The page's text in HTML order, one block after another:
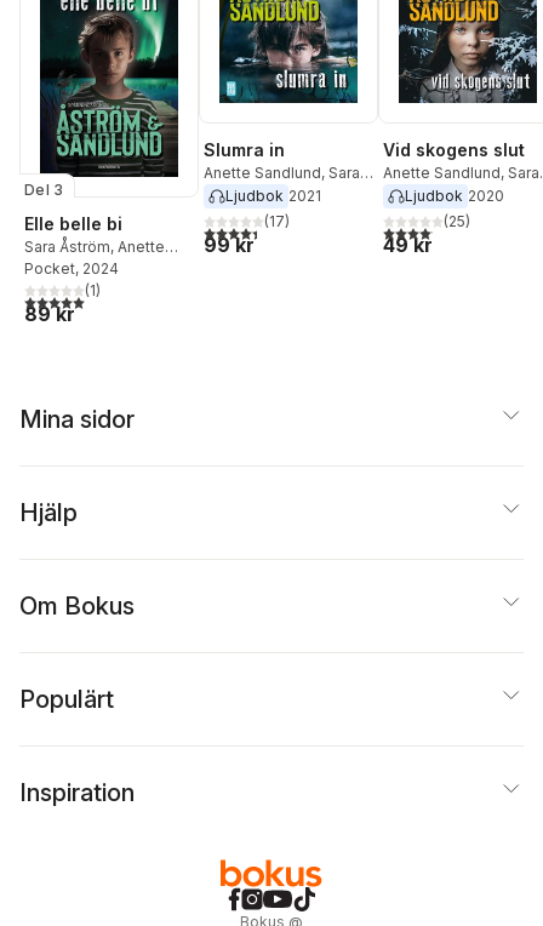
Del 3
Elle belle bi
Sara Åström, Anette
Sandlund
Pocket, 2024
5,0utav 5 stjärnor. Totalt antal röster:
(1)
89 kr
Slumra in
Anette Sandlund, Sara
Åström
Ljudbok 2021
4,4utav 5 stjärnor. Totalt antal röster:
(17)
99 kr
Vid skogens slut
Anette Sandlund, Sara
Åström
Ljudbok 2020
4,1utav 5 stjärnor.
(25)
49 kr
Mina sidor
Hjälp
Om Bokus
Populärt
Inspiration
Bokus @